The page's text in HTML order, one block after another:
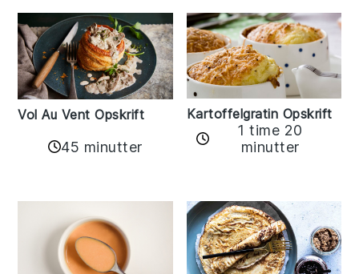
Vol Au Vent Opskrift
45 minutter
Kartoffelgratin Opskrift
1 time 20
minutter